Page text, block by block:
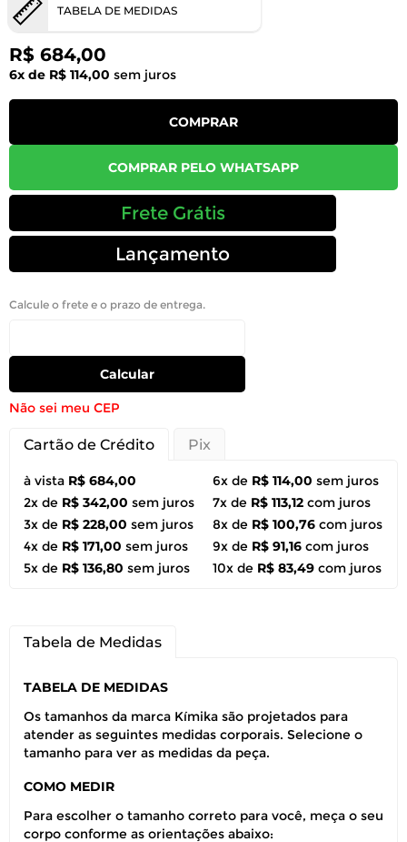
TABELA DE MEDIDAS
R$ 684,00
6x de R$ 114,00 sem juros
COMPRAR
COMPRAR PELO WHATSAPP
Frete Grátis
Lançamento
Calcule o frete e o prazo de entrega.
Calcular
Não sei meu CEP
Cartão de Crédito Pix
à vista R$ 684,00
2x de R$ 342,00 sem juros
3x de R$ 228,00 sem juros
4x de R$ 171,00 sem juros
5x de R$ 136,80 sem juros
6x de R$ 114,00 sem juros
7x de R$ 113,12 com juros
8x de R$ 100,76 com juros
9x de R$ 91,16 com juros
10x de R$ 83,49 com juros
Tabela de Medidas
TABELA DE MEDIDAS
Os tamanhos da marca Kímika são projetados para
atender as seguintes medidas corporais. Selecione o
tamanho para ver as medidas da peça.
COMO MEDIR
Para escolher o tamanho correto para você, meça o seu
corpo conforme as orientações abaixo: